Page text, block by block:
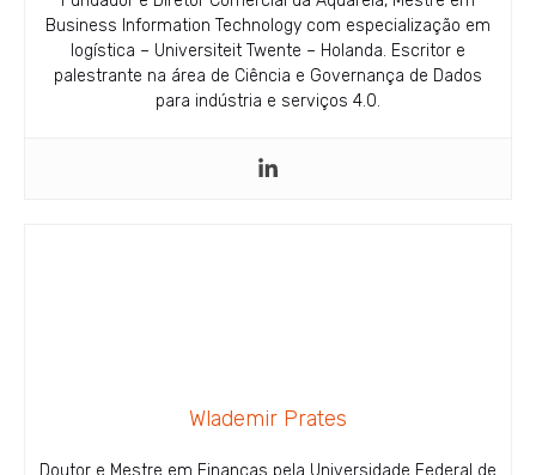
Business Information Technology com especialização em
logística – Universiteit Twente – Holanda. Escritor e
palestrante na área de Ciência e Governança de Dados
para indústria e serviços 4.0.
Wlademir Prates
Doutor e Mestre em Finanças pela Universidade Federal de